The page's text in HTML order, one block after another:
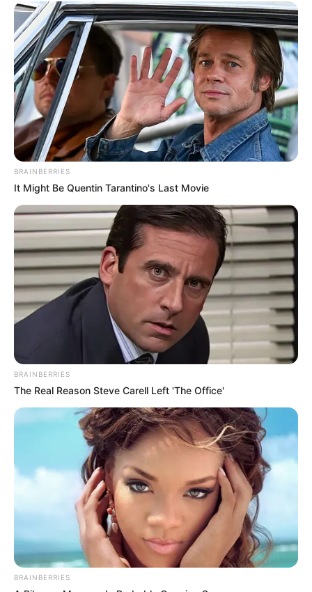
Serem! 9 Chat Ojek Online &
Pelanggan Ini Bikin Auto
Merinding
Bikin Ngakak, 10 Potret
Cosplay Murah Pakai Bahan
Seadanya
Anti Mainstream, 10 Cara
Membawa Barang Belanjaan
Versi Warga Thailand
Langka Banget! 10 Pose Lucu
BRAINBERRIES
It Might Be Quentin Tarantino's Last Movie
BRAINBERRIES
The Real Reason Steve Carell Left 'The Office'
BRAINBERRIES